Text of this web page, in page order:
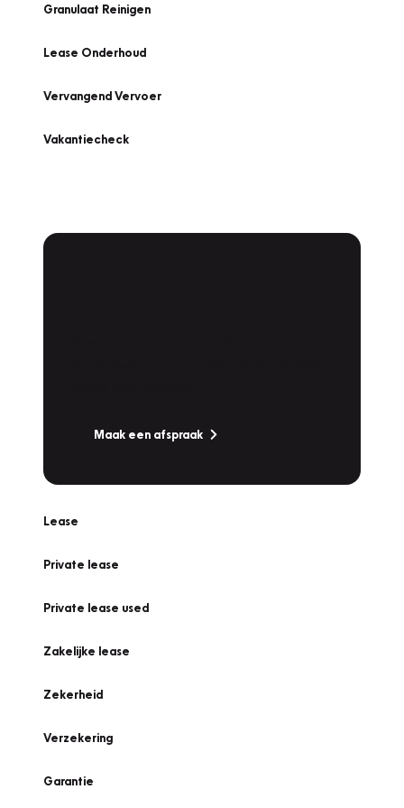
Granulaat Reinigen
Lease Onderhoud
Vervangend Vervoer
Vakantiecheck
Maak een afspraak
Lease
Private lease
Private lease used
Zakelijke lease
Zekerheid
Verzekering
Garantie